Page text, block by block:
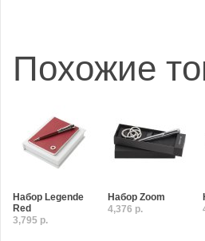
Похожие
Набор Legende
Red
3,795 р.
Набор Zoom
4,376 р.